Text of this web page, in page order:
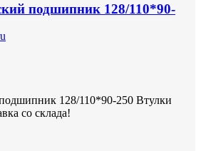
подшипник 128/110*90-
128/110*90-250 Втулки
со склада!